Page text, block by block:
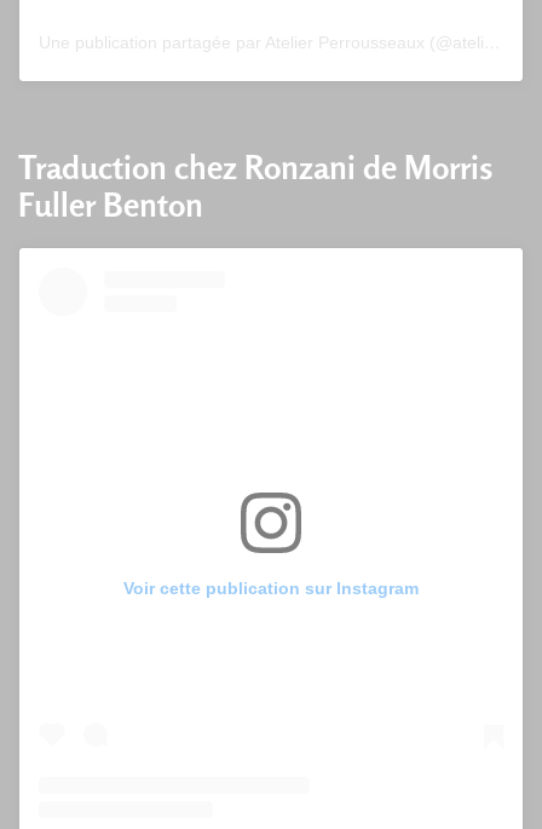
Traduction chez Ronzani de Morris
Fuller Benton
Voir cette publication sur Instagram